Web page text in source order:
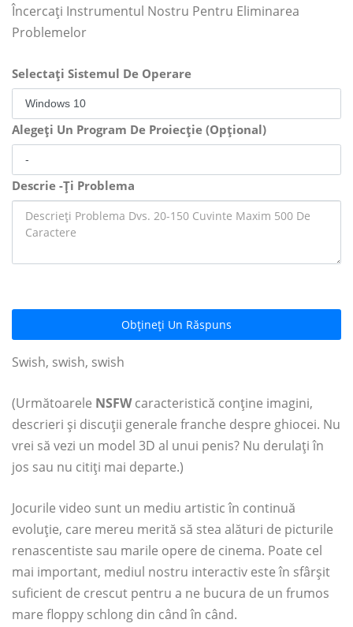
Încercați Instrumentul Nostru Pentru Eliminarea
Problemelor
Selectați Sistemul De Operare
Alegeți Un Program De Proiecție (Opțional)
Descrie -Ți Problema
Obțineți Un Răspuns
Swish, swish, swish
(Următoarele NSFWcaracteristică conține imagini,
descrieri și discuții generale franche despre ghiocei. Nu
vrei să vezi un model 3D al unui penis? Nu derulați în
jos sau nu citiți mai departe.)
Jocurile video sunt un mediu artistic în continuă
evoluție, care mereu merită să stea alături de picturile
renascentiste sau marile opere de cinema. Poate cel
mai important, mediul nostru interactiv este în sfârșit
suficient de crescut pentru a ne bucura de un frumos
mare floppy schlong din când în când.